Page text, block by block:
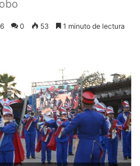
0 53 1 minuto de lectura